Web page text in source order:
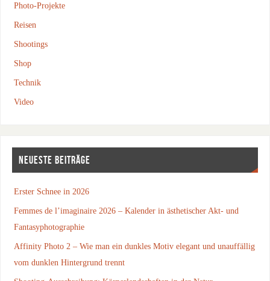
Photo-Projekte
Reisen
Shootings
Shop
Technik
Video
NEUESTE BEITRÄGE
Erster Schnee in 2026
Femmes de l’imaginaire 2026 – Kalender in ästhetischer Akt- und
Fantasyphotographie
Affinity Photo 2 – Wie man ein dunkles Motiv elegant und unauffällig
vom dunklen Hintergrund trennt